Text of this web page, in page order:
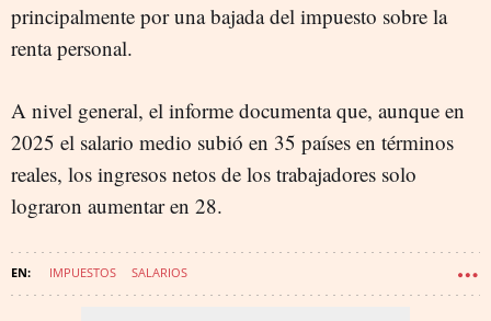
principalmente por una bajada del impuesto sobre la
renta personal.
A nivel general, el informe documenta que, aunque en
2025 el salario medio subió en 35 países en términos
reales, los ingresos netos de los trabajadores solo
lograron aumentar en 28.
IMPUESTOS SALARIOS